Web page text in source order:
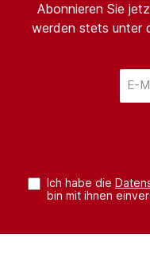
Abonnieren Sie
werden stets unter
Ich habe die
bin mit ihnen